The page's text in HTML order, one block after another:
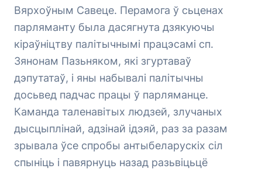
Вярхоўным Савеце. Перамога ў сьценах
парляманту была дасягнута дзякуючы
кіраўніцтву палітычнымі працэсамі сп.
Зянонам Пазьняком, які згуртаваў
дэпутатаў, і яны набывалі палітычны
досьвед падчас працы ў парляманце.
Каманда таленавітых людзей, злучаных
дысцыплінай, адзінай ідэяй, раз за разам
зрывала ўсе спробы антыбеларускіх сіл
спыніць і павярнуць назад разьвіцьцё